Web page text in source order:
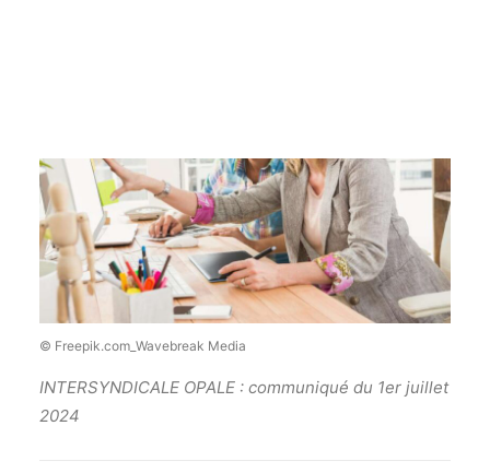
© Freepik.com_Wavebreak Media
INTERSYNDICALE OPALE : communiqué du 1er juillet
2024